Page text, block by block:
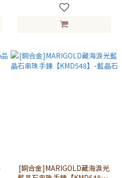
[銅合金]MARIGOLD藏海淚光